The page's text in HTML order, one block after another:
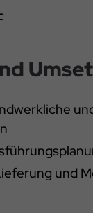
und